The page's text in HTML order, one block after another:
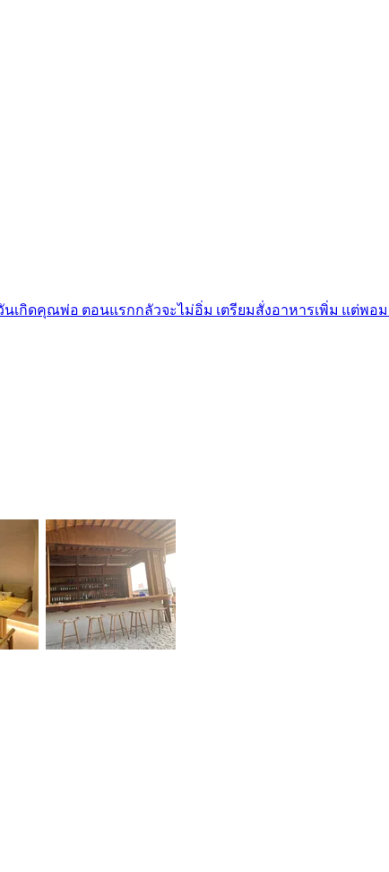
นเกิดคุณพ่อ ตอนแรกกลัวจะไม่อิ่ม เตรียมสั่งอาหารเพิ่ม แต่